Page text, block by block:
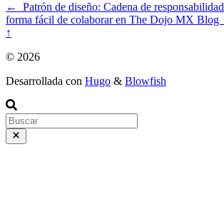
← Patrón de diseño: Cadena de responsabilidad
forma fácil de colaborar en The Dojo MX Blog
↑
© 2026
Desarrollada con Hugo & Blowfish